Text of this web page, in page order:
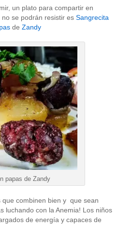
un plato para compartir en
se podrán resistir es Sangrecita
de Zandy
papas de Zandy
que combinen bien y que sean
luchando con la Anemia! Los niños
de energía y capaces de